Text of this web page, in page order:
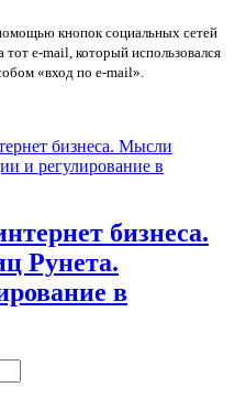
кнопок социальных сетей
e-mail, который использовался
«вход по e-mail».
бизнеса.
Рунета.
в